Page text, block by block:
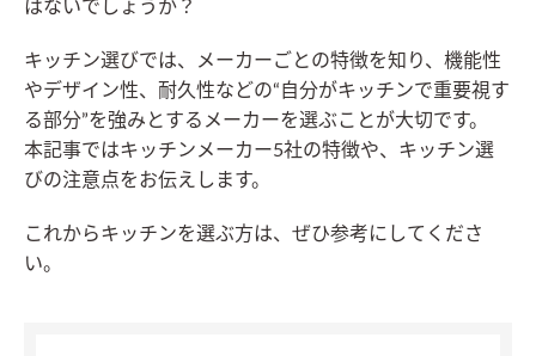
はないでしょうか？
キッチン選びでは、メーカーごとの特徴を知り、機能性
やデザイン性、耐久性などの“自分がキッチンで重要視す
る部分”を強みとするメーカーを選ぶことが大切です。
本記事ではキッチンメーカー5社の特徴や、キッチン選
びの注意点をお伝えします。
これからキッチンを選ぶ方は、ぜひ参考にしてくださ
い。